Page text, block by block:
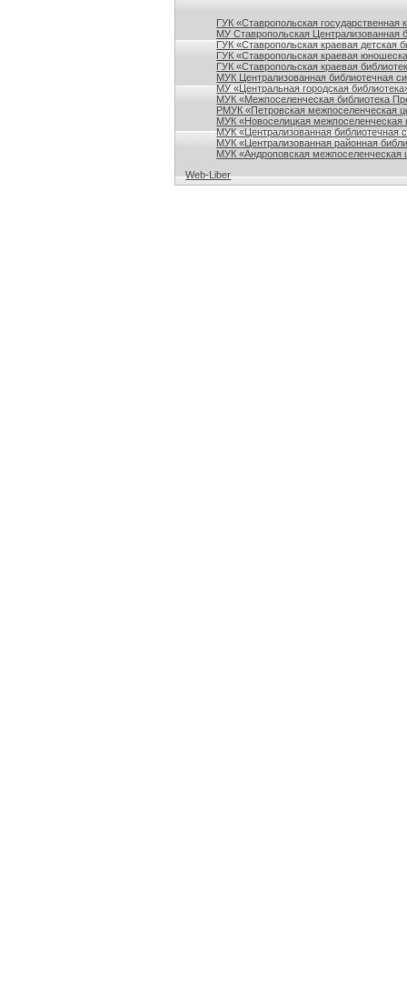
ГУК «Ставропольская
МУ Ставропольская Централизованная
ГУК «Ставропольская краевая детская
ГУК «Ставропольская краевая
ГУК «Ставропольская краевая
МУК Централизованная библиотечная
МУ «Центральная городская
МУК «Межпоселенческая библиотека
РМУК «Петровская межпоселенческая
МУК «Новоселицкая межпоселенческая
МУК «Централизованная библиотечная
МУК «Централизованная районная
МУК «Андроповская межпоселенческая
Web-Liber